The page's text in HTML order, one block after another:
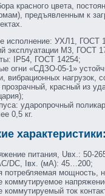
красного цвета,
предъявленным к
исполнение: УХЛ1, ГОСТ
эксплуатации М3, ГОСТ
IP54, ГОСТ 14254;
огни «СДЗО-05-1»
вибрационных нагрузок,
красный из
ударопрочный
0,5 кг.
характеристики:
питания, Uвх.: 50-
DC, Iвх. (мА): 45…200;
потребляемая мощность,
коммутируемое
коммутируемый ток